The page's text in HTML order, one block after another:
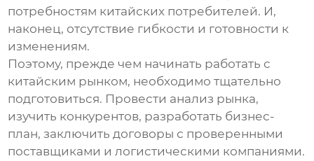
потребностям китайских потребителей. И,
наконец, отсутствие гибкости и готовности к
изменениям.
Поэтому, прежде чем начинать работать с
китайским рынком, необходимо тщательно
подготовиться. Провести анализ рынка,
изучить конкурентов, разработать бизнес-
план, заключить договоры с проверенными
поставщиками и логистическими компаниями.